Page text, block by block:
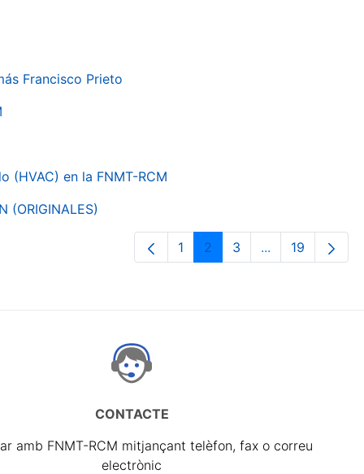
Francisco Prieto
(HVAC) en la FNMT-RCM
Pàgina
1 Pàgina
2 Pàgina
3 ...PàginesPàgina
19
CONTACTE
amb FNMT-RCM mitjançant telèfon, fax o correu
electrònic